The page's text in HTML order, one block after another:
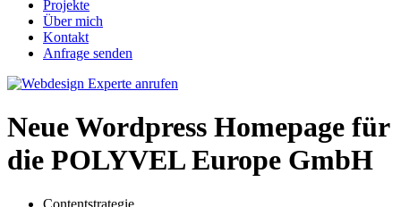
Projekte
Über mich
Kontakt
Anfrage senden
Neue Wordpress Homepage für
die POLYVEL Europe GmbH
Contentstrategie